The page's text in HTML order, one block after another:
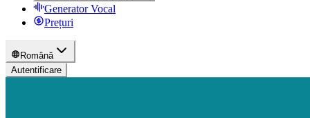
Generator Vocal
Prețuri
Română
Autentificare